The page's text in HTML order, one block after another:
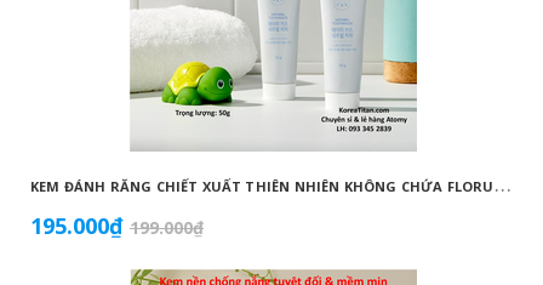
K
EM ĐÁNH RĂNG CHIẾT XUẤT THIÊN NHIÊN KHÔNG CHỨA FLORUA AN TOÀN DÀNH CHO TRẺ EM ( 50G) - ATOMY KID NATURAL TOOTHPASTE (NON FLUORIDE) - 애터미 키즈 내추럴 치약 - НАТУРАЛЬНАЯ ДЕТСКАЯ ЗУБНАЯ ПАСТА ATOMY
195.000₫ 199.000₫